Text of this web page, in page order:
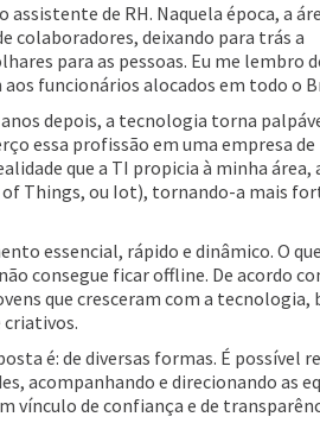
de RH. Naquela época, a
colaboradores, deixando para trás a
para as pessoas. Eu me lembro
funcionários alocados em todo o
depois, a tecnologia torna
essa profissão em uma empresa de
que a TI propicia à minha área,
Things, ou Iot), tornando-a mais
essencial, rápido e dinâmico. O
consegue ficar offline. De acordo
que cresceram com a tecnologia,
é: de diversas formas. É possível
acompanhando e direcionando as
vínculo de confiança e de